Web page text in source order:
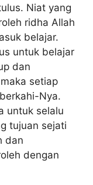
Niat yang
ridha Allah
belajar.
untuk belajar
dan
setiap
Nya.
untuk selalu
tujuan sejati
dan
dengan